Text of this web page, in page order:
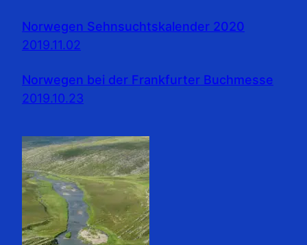
Norwegen Sehnsuchtskalender 2020
2019.11.02
Norwegen bei der Frankfurter Buchmesse
2019.10.23